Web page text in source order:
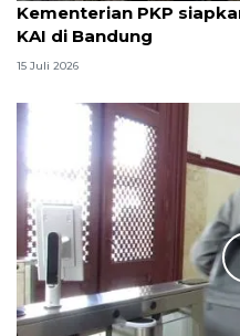
Kementerian PKP
KAI di Bandung
15 Juli 2026